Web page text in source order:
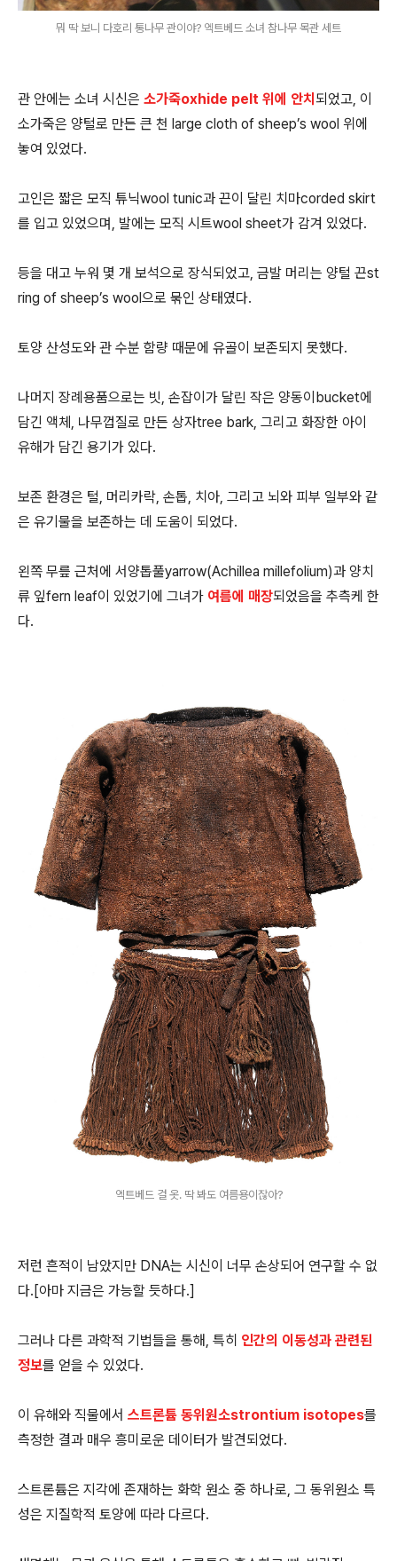
뭐 딱 보니 다호리 통나무 관이야? 엑트베드 소녀 참나무 목관 세트
관 안에는 소녀 시신은 소가죽oxhide pelt 위에 안치 되었고, 이
소가죽은 양털로 만든 큰 천 large cloth of sheep’s wool 위에
놓여 있었다.
고인은 짧은 모직 튜닉wool tunic과 끈이 달린 치마corded skirt
를 입고 있었으며, 발에는 모직 시트wool sheet가 감겨 있었다.
등을 대고 누워 몇 개 보석으로 장식되었고, 금발 머리는 양털 끈st
ring of sheep’s wool으로 묶인 상태였다.
토양 산성도와 관 수분 함량 때문에 유골이 보존되지 못했다.
나머지 장례용품으로는 빗, 손잡이가 달린 작은 양동이bucket에
담긴 액체, 나무껍질로 만든 상자tree bark, 그리고 화장한 아이
유해가 담긴 용기가 있다.
보존 환경은 털, 머리카락, 손톱, 치아, 그리고 뇌와 피부 일부와 같
은 유기물을 보존하는 데 도움이 되었다.
왼쪽 무릎 근처에 서양톱풀yarrow(Achillea millefolium)과 양치
류 잎fern leaf이 있었기에 그녀가 여름에 매장되었음을 추측케 한
다.
엑트베드 걸 옷. 딱 봐도 여름용이잖아?
저런 흔적이 남았지만 DNA는 시신이 너무 손상되어 연구할 수 없
다.[아마 지금은 가능할 듯하다.]
그러나 다른 과학적 기법들을 통해, 특히 인간의 이동성과 관련된
정보를 얻을 수 있었다.
이 유해와 직물에서 스트론튬 동위원소strontium isotopes를
측정한 결과 매우 흥미로운 데이터가 발견되었다.
스트론튬은 지각에 존재하는 화학 원소 중 하나로, 그 동위원소 특
성은 지질학적 토양에 따라 다르다.